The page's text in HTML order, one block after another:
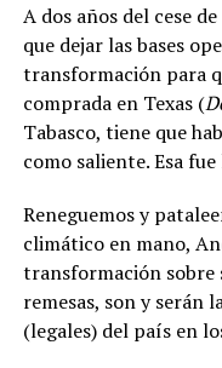
A dos años del cese
que dejar las bases
transformación para
comprada en Texas (
Tabasco, tiene que
como saliente. Esa
Reneguemos y
climático en mano,
transformación sobre
remesas, son y serán
(legales) del país en